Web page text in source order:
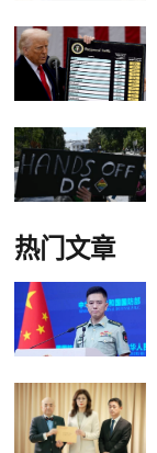
热门文章